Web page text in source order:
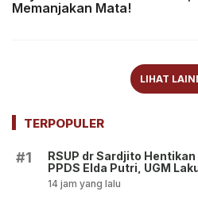
Memanjakan Mata!
LIHAT
TERPOPULER
#1
RSUP dr Sardjito
PPDS Elda Putri, UGM
14 jam yang lalu